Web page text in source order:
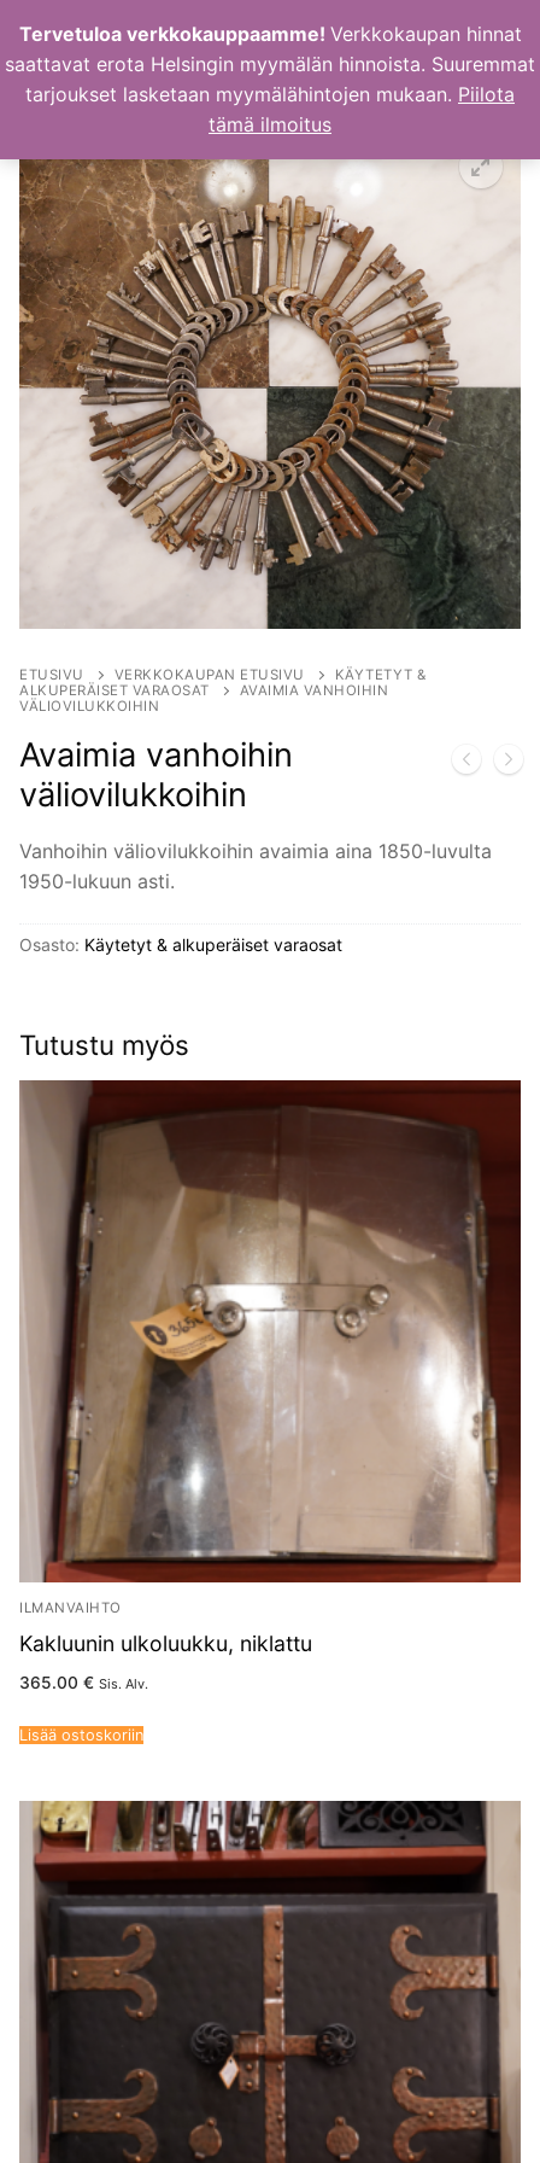
sisältöön
ETUSIVU VERKKOKAUPAN ETUSIVU
KÄYTETYT &
ALKUPERÄISET VARAOSAT
AVAIMIA VANHOIHIN
VÄLIOVILUKKOIHIN
Avaimia vanhoihin
väliovilukkoihin
Vanhoihin väliovilukkoihin avaimia aina 1850-luvulta
1950-lukuun asti.
Osasto: Käytetyt & alkuperäiset varaosat
Tutustu myös
ILMANVAIHTO
Kakluunin ulkoluukku, niklattu
365.00 € Sis. Alv.
Lisää ostoskoriin
Tervetuloa verkkokauppaamme! Verkkokaupan hinnat
saattavat erota Helsingin myymälän hinnoista. Suuremmat
tarjoukset lasketaan myymälähintojen mukaan. Piilota
tämä ilmoitus